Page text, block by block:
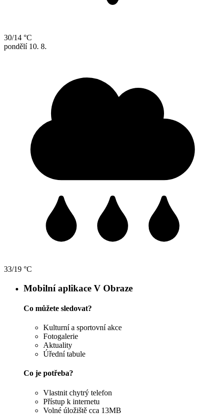
30/14 °C
pondělí 10. 8.
33/19 °C
Mobilní aplikace V Obraze
Co můžete sledovat?
Kulturní a sportovní akce
Fotogalerie
Aktuality
Úřední tabule
Co je potřeba?
Vlastnit chytrý telefon
Přístup k internetu
Volné úložiště cca 13MB